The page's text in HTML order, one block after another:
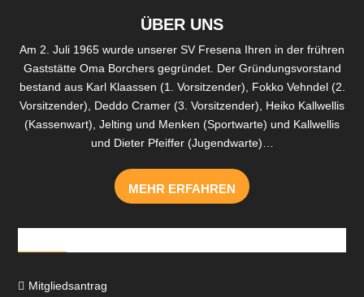
ÜBER UNS
Am 2. Juli 1965 wurde unserer SV Fresena Ihren in der frühren
Gaststätte Oma Borchers gegründet. Der Gründungsvorstand
bestand aus Karl Klaassen (1. Vorsitzender), Fokko Vehndel (2.
Vorsitzender), Deddo Cramer (3. Vorsitzender), Heiko Kallwellis
(Kassenwart), Jelting und Menken (Sportwarte) und Kallwellis
und Dieter Pfeiffer (Jugendwarte)…
MEHR ERFAHREN
 Mitgliedsantrag